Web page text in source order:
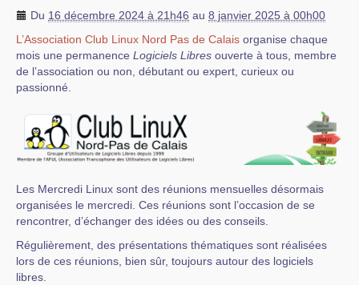
Du 16 décembre 2024 à 21h46 au 8 janvier 2025 à 00h00
L’Association Club Linux Nord Pas de Calais organise chaque
mois une permanence Logiciels Libres ouverte à tous, membre
de l’association ou non, débutant ou expert, curieux ou
passionné.
Les Mercredi Linux sont des réunions mensuelles désormais
organisées le mercredi. Ces réunions sont l’occasion de se
rencontrer, d’échanger des idées ou des conseils.
Régulièrement, des présentations thématiques sont réalisées
lors de ces réunions, bien sûr, toujours autour des logiciels
libres.